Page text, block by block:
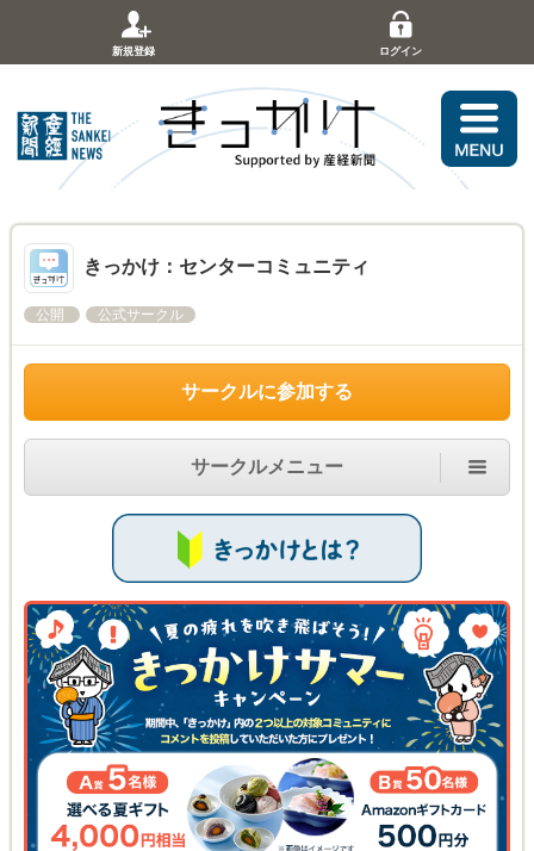
新規登録 ログイン
きっかけ：センターコミュニティ
公開 公式サークル
サークルに参加する
サークルメニュー